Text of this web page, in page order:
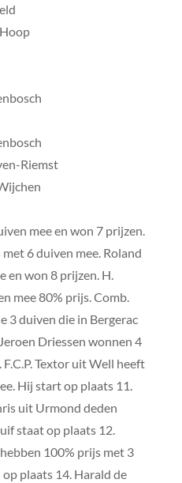
Riemst
mee en won 7 prijzen.
6 duiven mee. Roland
en won 8 prijzen. H.
mee 80% prijs. Comb.
3 duiven die in Bergerac
Driessen wonnen 4
Textor uit Well heeft
Hij start op plaats 11.
uit Urmond deden
staat op plaats 12.
100% prijs met 3
plaats 14. Harald de